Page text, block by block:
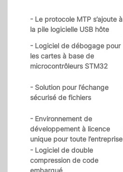
- Le protocole MTP s’ajoute à
la pile logicielle USB hôte
- Logiciel de débogage pour
les cartes à base de
microcontrôleurs STM32
- Solution pour l’échange
sécurisé de fichiers
- Environnement de
développement à licence
unique pour toute l’entreprise
- Logiciel de double
compression de code
embarqué